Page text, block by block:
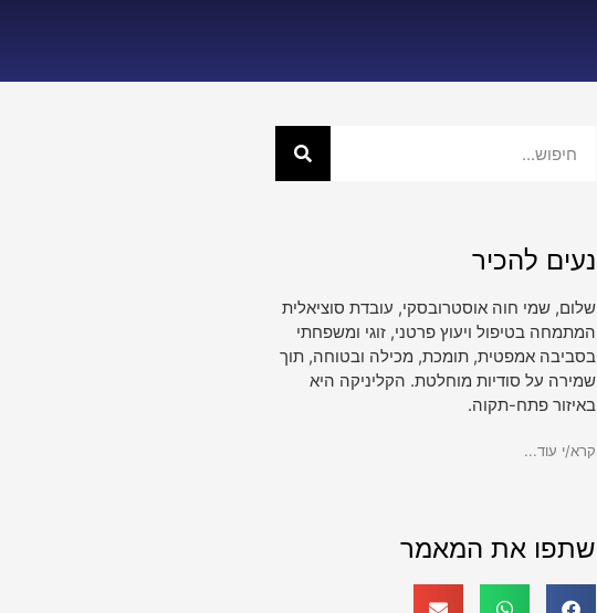
נעים להכיר
שלום, שמי חוה אוסטרובסקי, עובדת סוציאלית
המתמחה בטיפול ויעוץ פרטני, זוגי ומשפחתי
בסביבה אמפטית, תומכת, מכילה ובטוחה, תוך
שמירה על סודיות מוחלטת. הקליניקה היא
באיזור פתח-תקוה.
קרא/י עוד...
שתפו את המאמר